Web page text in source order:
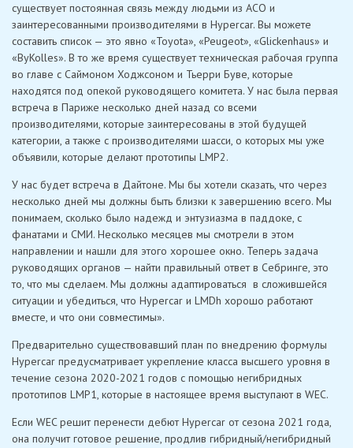
существует постоянная связь между людьми из ACO и
заинтересованными производителями в Hypercar. Вы можете
составить список — это явно «Toyota», «Peugeot», «Glickenhaus» и
«ByKolles». В то же время существует техническая рабочая группа
во главе с Саймоном Ходжсоном и Тьерри Буве, которые
находятся под опекой руководящего комитета. У нас была первая
встреча в Париже несколько дней назад со всеми
производителями, которые заинтересованы в этой будущей
категории, а также с производителями шасси, о которых мы уже
объявили, которые делают прототипы LMP2.
У нас будет встреча в Дайтоне. Мы бы хотели сказать, что через
несколько дней мы должны быть близки к завершению всего. Мы
понимаем, сколько было надежд и энтузиазма в паддоке, с
фанатами и СМИ. Несколько месяцев мы смотрели в этом
направлении и нашли для этого хорошее окно. Теперь задача
руководящих органов — найти правильный ответ в Себринге, это
то, что мы сделаем. Мы должны адаптироваться в сложившейся
ситуации и убедиться, что Hypercar и LMDh хорошо работают
вместе, и что они совместимы».
Предварительно существовавший план по внедрению формулы
Hypercar предусматривает укрепление класса высшего уровня в
течение сезона 2020-2021 годов с помощью негибридных
прототипов LMP1, которые в настоящее время выступают в WEC.
Если WEC решит перенести дебют Hypercar от сезона 2021 года,
она получит готовое решение, продлив гибридный/негибридный